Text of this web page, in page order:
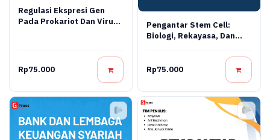
Regulasi Ekspresi Gen
Pada Prokariot Dan Virus:
Rp75.000
Pengantar Stem Cell:
Biologi, Rekayasa, Dan
Rp75.000